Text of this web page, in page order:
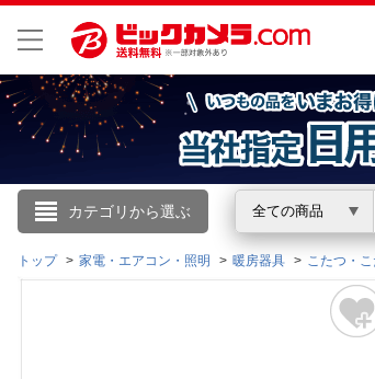
カテゴリから選ぶ 全ての商品
こんにちは
ログイン
トップ 家電・エアコン・照明 暖房器具 こたつ・